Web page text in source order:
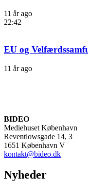
11 år ago
22:42
EU og
11 år ago
BIDEO
Mediehuset København
Reventlowsgade 14, 3
1651 København V
kontakt@bideo.dk
Nyheder